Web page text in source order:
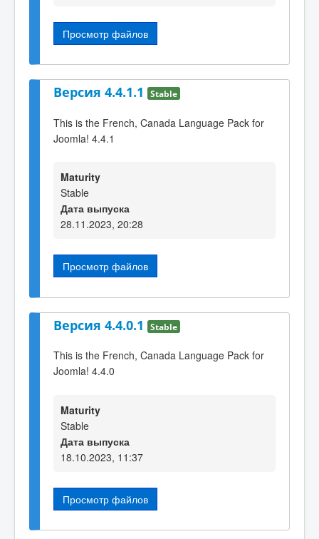
Просмотр файлов
Версия 4.4.1.1 Stable
This is the French, Canada Language Pack for
Joomla! 4.4.1
Maturity
Stable
Дата выпуска
28.11.2023, 20:28
Просмотр файлов
Версия 4.4.0.1 Stable
This is the French, Canada Language Pack for
Joomla! 4.4.0
Maturity
Stable
Дата выпуска
18.10.2023, 11:37
Просмотр файлов